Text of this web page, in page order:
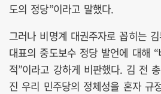
도의 정당”이라고 말했다.
그러나 비명계 대권주자로 꼽히는
대표의 중도보수 정당 발언에 대해
적”이라고 강하게 비판했다. 김 전
진 우리 민주당의 정체성을 혼자 규